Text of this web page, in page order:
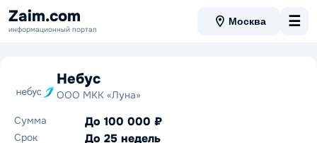
Zaim.com
информационный портал
Москва ☰
Небус
ООО МКК «Луна»
Сумма
До 100 000 ₽
Срок До 25 недель